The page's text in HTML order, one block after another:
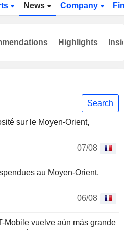
News Company
Search
sur le Moyen-Orient,
07/08
au Moyen-Orient,
06/08
Mobile vuelve aún más grande
Highlights